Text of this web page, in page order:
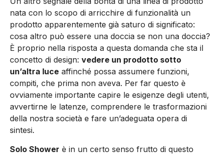
nata con lo scopo di arricchire di funzionalità un
prodotto apparentemente già saturo di significato:
cosa altro può essere una doccia se non una doccia?
È proprio nella risposta a questa domanda che sta il
concetto di design: vedere un prodotto sotto
un’altra luce affinché possa assumere funzioni,
compiti, che prima non aveva. Per far questo è
ovviamente importante capire le esigenze degli utenti,
avvertirne le latenze, comprendere le trasformazioni
della nostra società e fare un’adeguata opera di
sintesi.
Solo Shower è in un certo senso frutto di questo